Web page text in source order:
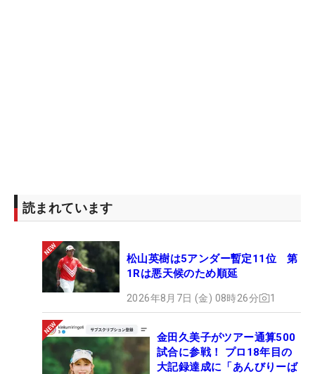
読まれています
松山英樹は5アンダー暫定11位 第
1Rは悪天候のため順延
2026年8月7日 (金) 08時26分 1
金田久美子がツアー通算500
試合に参戦！ プロ18年目の
大記録達成に「あんびりーば